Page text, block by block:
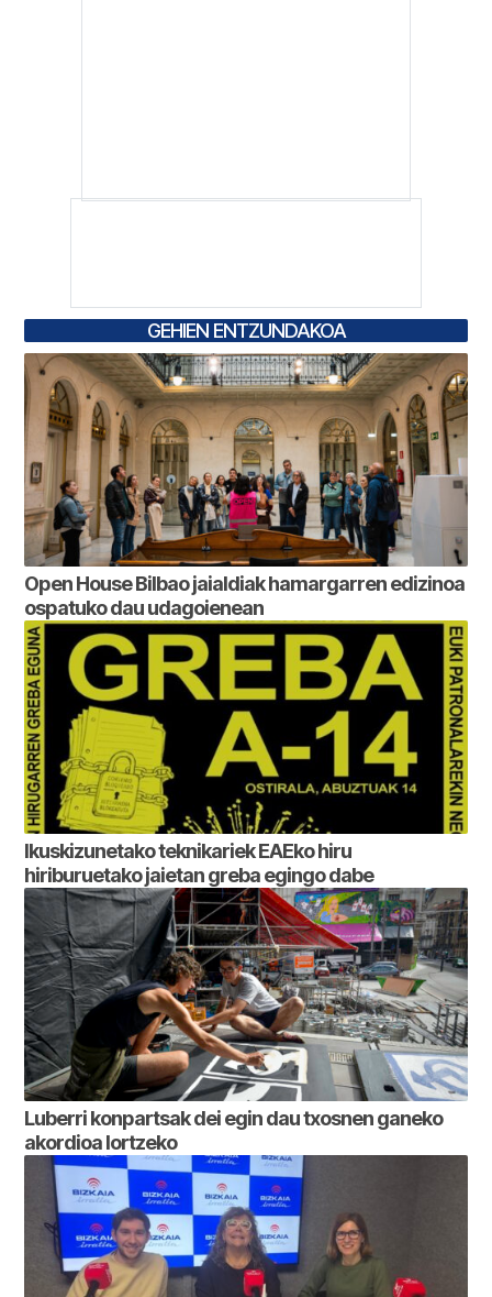
GEHIEN ENTZUNDAKOA
Open House Bilbao jaialdiak hamargarren edizinoa
ospatuko dau udagoienean
Ikuskizunetako teknikariek EAEko hiru
hiriburuetako jaietan greba egingo dabe
Luberri konpartsak dei egin dau txosnen ganeko
akordioa lortzeko